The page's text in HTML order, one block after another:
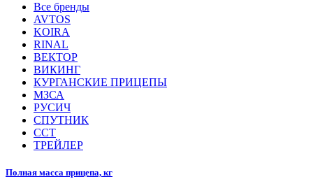
Все бренды
AVTOS
KOIRA
RINAL
ВЕКТОР
ВИКИНГ
КУРГАНСКИЕ ПРИЦЕПЫ
МЗСА
РУСИЧ
СПУТНИК
ССТ
ТРЕЙЛЕР
Полная масса прицепа, кг